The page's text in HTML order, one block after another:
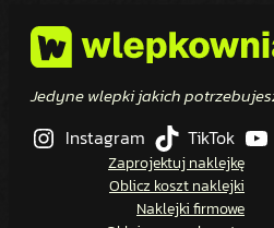
Jedyne wlepki jakich
Instagram TikTok
Zaprojektuj naklejkę
Oblicz koszt naklejki
Naklejki firmowe